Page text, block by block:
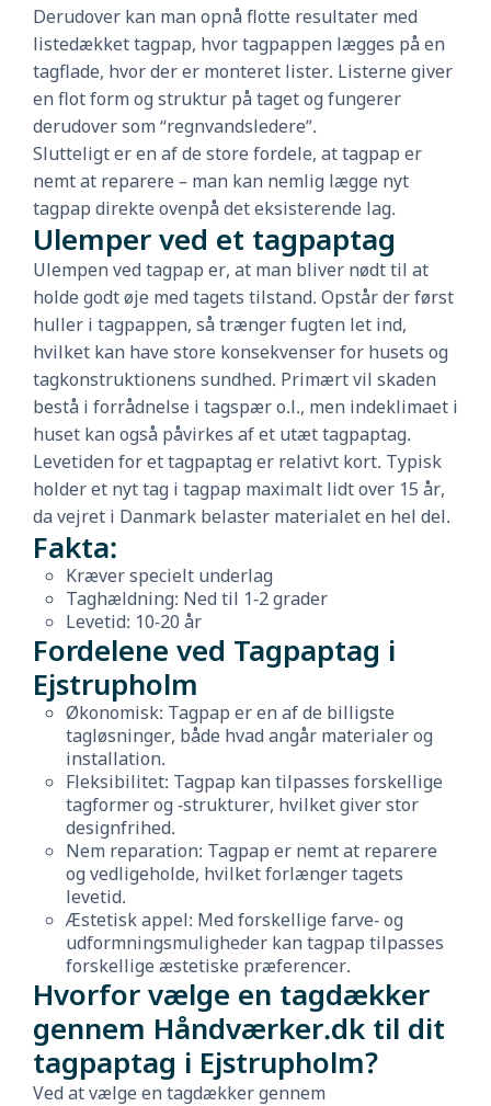
Derudover kan man opnå flotte resultater med
listedækket tagpap, hvor tagpappen lægges på en
tagflade, hvor der er monteret lister. Listerne giver
en flot form og struktur på taget og fungerer
derudover som “regnvandsledere”.
Slutteligt er en af de store fordele, at tagpap er
nemt at reparere – man kan nemlig lægge nyt
tagpap direkte ovenpå det eksisterende lag.
Ulemper ved et tagpaptag
Ulempen ved tagpap er, at man bliver nødt til at
holde godt øje med tagets tilstand. Opstår der først
huller i tagpappen, så trænger fugten let ind,
hvilket kan have store konsekvenser for husets og
tagkonstruktionens sundhed. Primært vil skaden
bestå i forrådnelse i tagspær o.l., men indeklimaet i
huset kan også påvirkes af et utæt tagpaptag.
Levetiden for et tagpaptag er relativt kort. Typisk
holder et nyt tag i tagpap maximalt lidt over 15 år,
da vejret i Danmark belaster materialet en hel del.
Fakta:
Kræver specielt underlag
Taghældning: Ned til 1-2 grader
Levetid: 10-20 år
Fordelene ved Tagpaptag i
Ejstrupholm
Økonomisk: Tagpap er en af de billigste
tagløsninger, både hvad angår materialer og
installation.
Fleksibilitet: Tagpap kan tilpasses forskellige
tagformer og -strukturer, hvilket giver stor
designfrihed.
Nem reparation: Tagpap er nemt at reparere
og vedligeholde, hvilket forlænger tagets
levetid.
Æstetisk appel: Med forskellige farve- og
udformningsmuligheder kan tagpap tilpasses
forskellige æstetiske præferencer.
Hvorfor vælge en tagdækker
gennem Håndværker.dk til dit
tagpaptag i Ejstrupholm?
Ved at vælge en tagdækker gennem